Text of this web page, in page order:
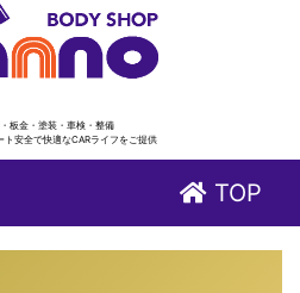
板金・塗装・車検・整備
ト安全で快適なCARライフをご提供
TOP